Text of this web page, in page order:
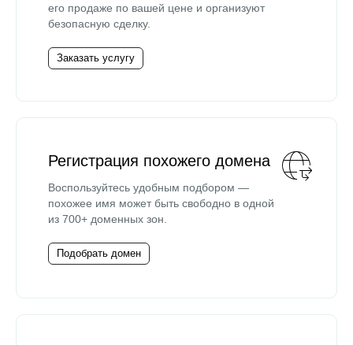
его продаже по вашей цене и организуют
безопасную сделку.
Заказать услугу
Регистрация похожего домена
Воспользуйтесь удобным подбором —
похожее имя может быть свободно в одной
из 700+ доменных зон.
Подобрать домен